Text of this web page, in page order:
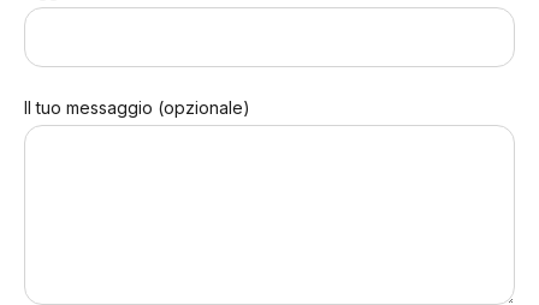
Il tuo messaggio (opzionale)